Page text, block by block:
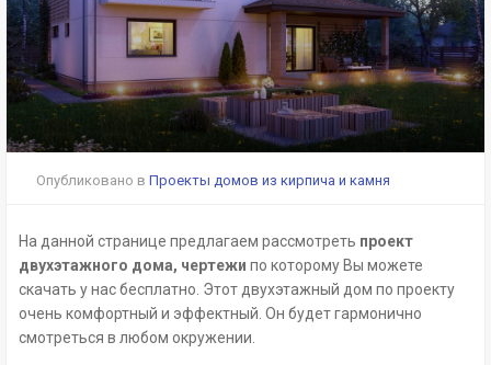
Опубликовано в Проекты домов из кирпича и камня
На данной странице предлагаем рассмотреть проект
двухэтажного дома, чертежи по которому Вы можете
скачать у нас бесплатно. Этот двухэтажный дом по проекту
очень комфортный и эффектный. Он будет гармонично
смотреться в любом окружении.